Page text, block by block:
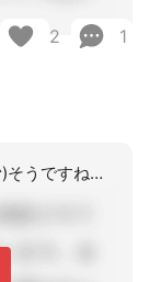
2 1
元気sadさん、ありがとうございます(^^)そうですね、結果的に何でも保険者です